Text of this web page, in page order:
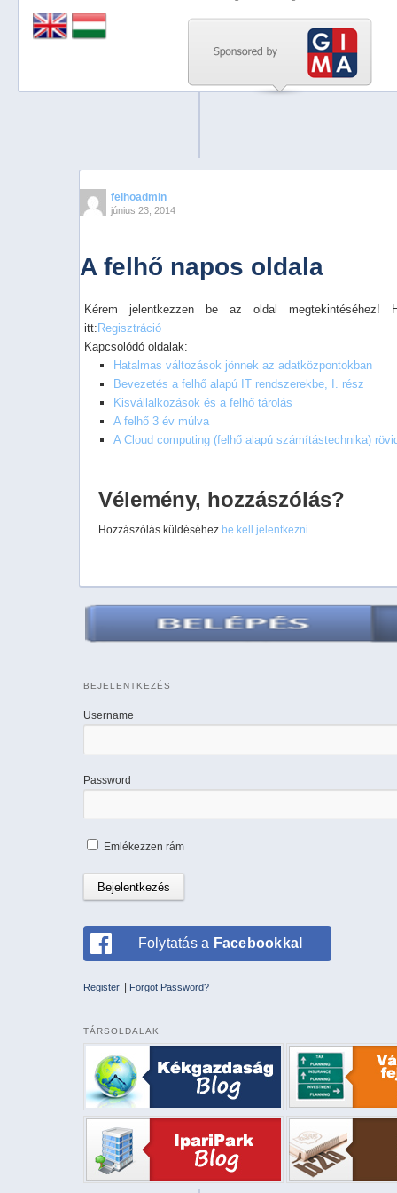
felhoadmin
június 23, 2014
A felhő napos oldala
Kérem jelentkezzen be az oldal megtekintéséhez!
itt: Regisztráció
Kapcsolódó oldalak:
Hatalmas változások jönnek az adatközpontokban
Bevezetés a felhő alapú IT rendszerekbe, I. rész
Kisvállalkozások és a felhő tárolás
A felhő 3 év múlva
A Cloud computing (felhő alapú számítástechnika)
Vélemény, hozzászólás?
Hozzászólás küldéséhez be kell jelentkezni.
BEJELENTKEZÉS
Username
Password
Emlékezzen rám
Folytatás a Facebookkal
Register Forgot Password?
TÁRSOLDALAK